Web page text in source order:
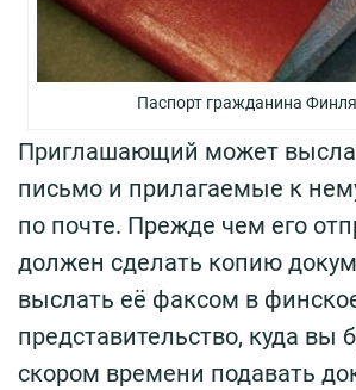
Паспорт гражданина
Приглашающий может
письмо и прилагаемые к
по почте. Прежде чем его
должен сделать копию
выслать её факсом в
представительство, куда вы
скором времени подавать